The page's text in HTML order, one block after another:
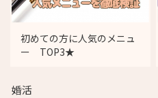
初めての方に人気のメニュ
ー TOP3★
婚活